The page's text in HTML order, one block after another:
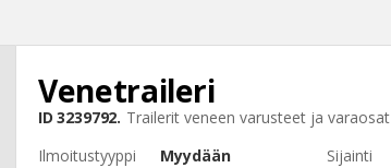
Venetraileri
ID3239792. Traileritveneen varusteet ja varaosat
Ilmoitustyyppi
Myydään Sijainti